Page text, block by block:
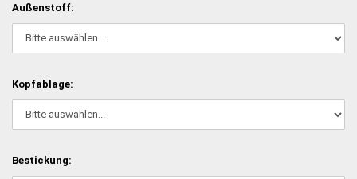
Außenstoff:
Kopfablage:
Bestickung: